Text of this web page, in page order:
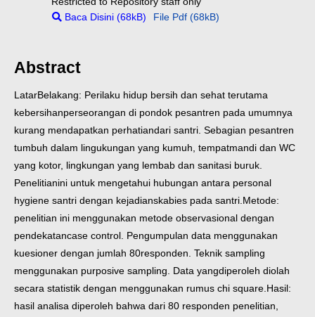
Baca Disini (68kB)
File Pdf (68kB)
Abstract
LatarBelakang: Perilaku hidup bersih dan sehat terutama
kebersihanperseorangan di pondok pesantren pada umumnya
kurang mendapatkan perhatiandari santri. Sebagian pesantren
tumbuh dalam lingukungan yang kumuh, tempatmandi dan WC
yang kotor, lingkungan yang lembab dan sanitasi buruk.
Penelitianini untuk mengetahui hubungan antara personal
hygiene santri dengan kejadianskabies pada santri. Metode:
penelitian ini menggunakan metode observasional dengan
pendekatancase control. Pengumpulan data menggunakan
kuesioner dengan jumlah 80responden. Teknik sampling
menggunakan purposive sampling. Data yangdiperoleh diolah
secara statistik dengan menggunakan rumus chi square. Hasil:
hasil analisa diperoleh bahwa dari 80 responden penelitian,